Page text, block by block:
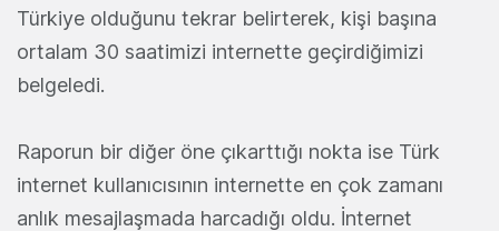
Türkiye olduğunu tekrar belirterek, kişi başına
ortalam 30 saatimizi internette geçirdiğimizi
belgeledi.
Raporun bir diğer öne çıkarttığı nokta ise Türk
internet kullanıcısının internette en çok zamanı
anlık mesajlaşmada harcadığı oldu. İnternet